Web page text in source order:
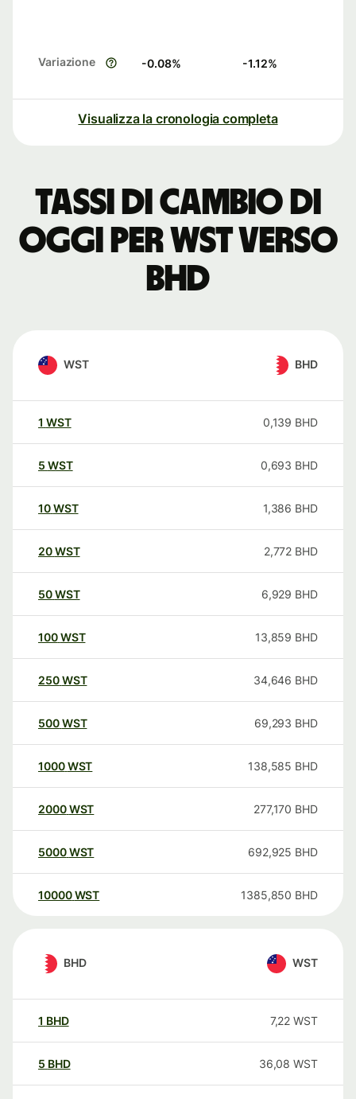
Variazione -0.08% -1.12%
Visualizza la cronologia completa
Tassi di cambio di
oggi per WST verso
BHD
WST BHD
1 WST 0,139 BHD
5 WST 0,693 BHD
10WST 1,386 BHD
20WST 2,772 BHD
50WST 6,929 BHD
100WST 13,859 BHD
250WST 34,646 BHD
500WST 69,293 BHD
1000WST 138,585 BHD
2000WST 277,170 BHD
5000WST 692,925 BHD
10000 WST 1385,850 BHD
BHD WST
1 BHD 7,22 WST
5 BHD 36,08 WST